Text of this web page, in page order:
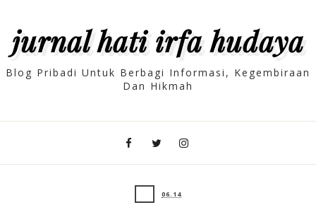
jurnal hati irfa hudaya
Blog Pribadi Untuk Berbagi Informasi, Kegembiraan
Dan Hikmah
06.14